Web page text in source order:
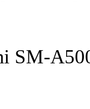
SM-